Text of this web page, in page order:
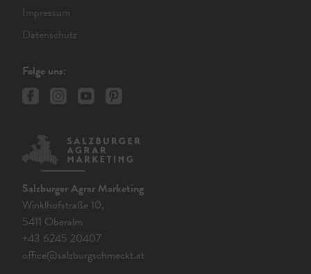
Impressum
Datenschutz
Folge uns:
Salzburger Agrar Marketing
Winklhofstraße 10,
5411 Oberalm
+43 6245 20407
office@salzburgschmeckt.at